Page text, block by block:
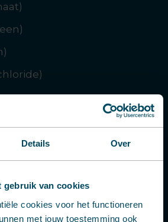
Details Over
gebruik van cookies
cookies voor het functioneren
met jouw toestemming ook
Welke kunststoffen kunnen
'' meer over de
de verschillende